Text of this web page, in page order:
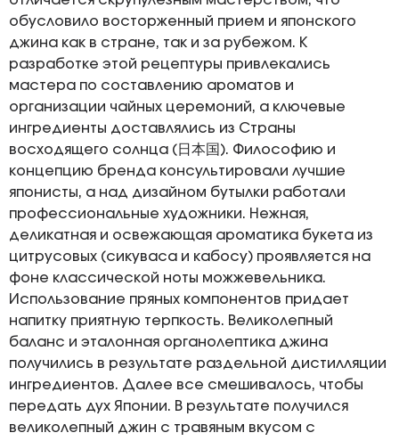
обусловило восторженный прием и японского
джина как в стране, так и за рубежом. К
разработке этой рецептуры привлекались
мастера по составлению ароматов и
организации чайных церемоний, а ключевые
ингредиенты доставлялись из Страны
восходящего солнца (日本国). Философию и
концепцию бренда консультировали лучшие
японисты, а над дизайном бутылки работали
профессиональные художники. Нежная,
деликатная и освежающая ароматика букета из
цитрусовых (сикуваса и кабосу) проявляется на
фоне классической ноты можжевельника.
Использование пряных компонентов придает
напитку приятную терпкость. Великолепный
баланс и эталонная органолептика джина
получились в результате раздельной дистилляции
ингредиентов. Далее все смешивалось, чтобы
передать дух Японии. В результате получился
великолепный джин с травяным вкусом с